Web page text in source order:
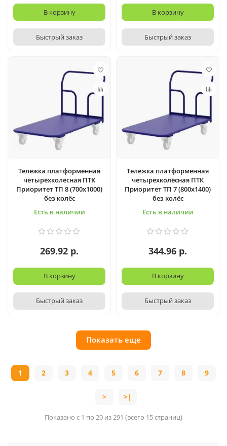
В корзину
Быстрый заказ
В корзину
Быстрый заказ
Тележка платформенная
четырёхколёсная ПТК
Приоритет ТП 8 (700х1000)
без колёс
Есть в наличии
269.92 р.
В корзину
Быстрый заказ
Тележка платформенная
четырёхколёсная ПТК
Приоритет ТП 7 (800х1400)
без колёс
Есть в наличии
344.96 р.
В корзину
Быстрый заказ
Показать еще
1 2 3 4 5 6 7 8 9
> >|
Показано с 1 по 20 из 291 (всего 15 страниц)